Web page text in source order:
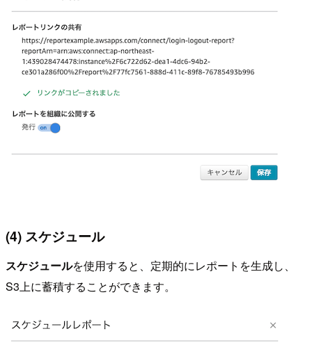
(4) スケジュール
スケジュールを使用すると、定期的にレポートを生成し、
S3上に蓄積することができます。